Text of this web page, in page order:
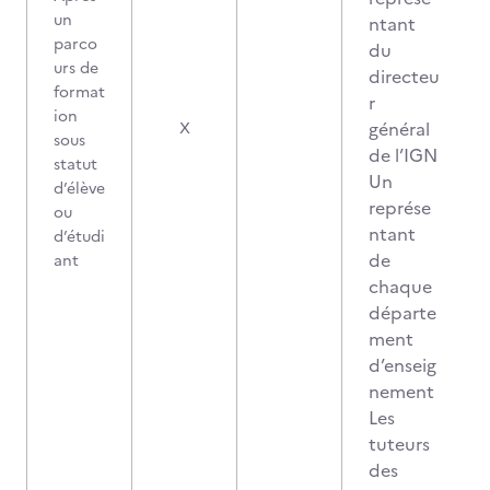
un
parco
urs de
format
ion
sous
statut
d’élève
ou
d’étudi
ant
X
ntant
du
directeu
r
général
de l’IGN
Un
représe
ntant
de
chaque
départe
ment
d’enseig
nement
Les
tuteurs
des